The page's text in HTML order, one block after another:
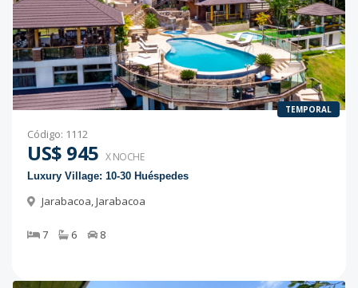
TEMPORAL
Código: 1112
US$ 945 X NOCHE
Luxury Village: 10-30 Huéspedes
Jarabacoa,Jarabacoa
7 6 8